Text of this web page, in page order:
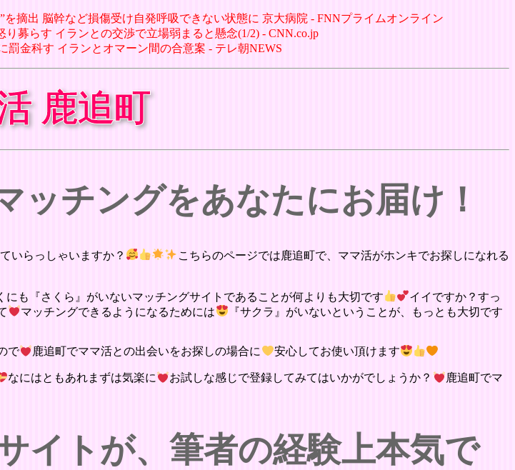
摘出 脳幹など損傷受け自発呼吸できない状態に 京大病院 - FNNプライムオンライン
募らす イランとの交渉で立場弱まると懸念(1/2) - CNN.co.jp
罰金科す イランとオマーン間の合意案 - テレ朝NEWS
鹿追町
ッチングをあなたにお届け！
いらっしゃいますか？
こちらのページでは鹿追町で、ママ活がホンキでお探しになれる
も『さくら』がいないマッチングサイトであることが何よりも大切です
イイですか？すっ
マッチングできるようになるためには 『サクラ』がいないということが、もっとも大切です
で 鹿追町でママ活との出会いをお探しの場合に 安心してお使い頂けます
なにはともあれまずは気楽に お試しな感じで登録してみてはいかがでしょうか？
鹿追町でマ
イトが、筆者の経験上本気で